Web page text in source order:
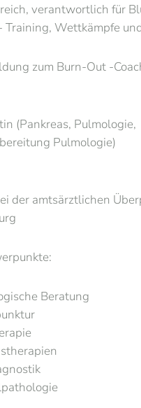
verantwortlich für
Training, Wettkämpfe
zum Burn-Out -
(Pankreas, Pulmologie,
Pulmologie)
der amtsärztlichen
Beratung